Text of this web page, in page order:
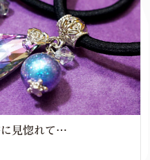
に見惚れて…